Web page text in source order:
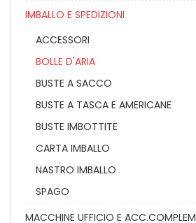
IMBALLO E SPEDIZIONI
ACCESSORI
BOLLE D'ARIA
BUSTE A SACCO
BUSTE A TASCA E AMERICANE
BUSTE IMBOTTITE
CARTA IMBALLO
NASTRO IMBALLO
SPAGO
MACCHINE UFFICIO E ACC.COMPLEM